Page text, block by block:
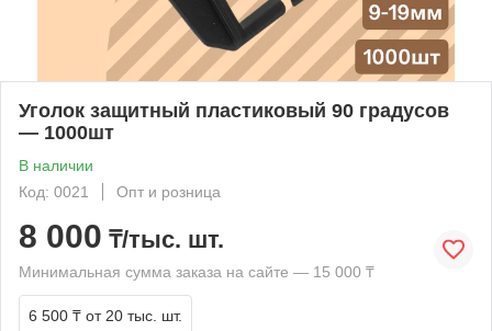
Уголок защитный пластиковый 90 градусов
— 1000шт
В наличии
Код: 0021
Опт и розница
8 000 ₸/тыс. шт.
Минимальная сумма заказа на сайте — 15 000 ₸
6 500 ₸ от 20 тыс. шт.